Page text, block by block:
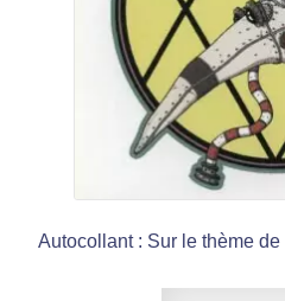
Autocollant : Sur le thème